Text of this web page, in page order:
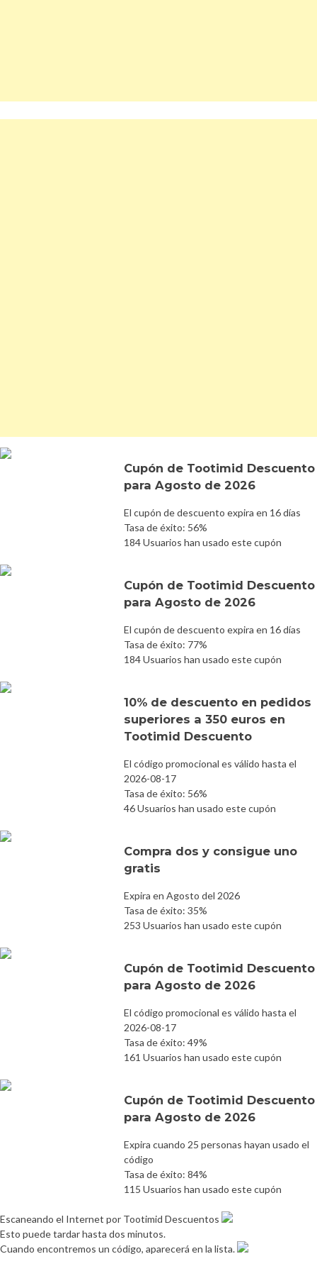
Cupón de Tootimid Descuento
para Agosto de 2026
El cupón de descuento expira en 16 días
Tasa de éxito: 56%
184 Usuarios han usado este cupón
Cupón de Tootimid Descuento
para Agosto de 2026
El cupón de descuento expira en 16 días
Tasa de éxito: 77%
184 Usuarios han usado este cupón
10% de descuento en pedidos
superiores a 350 euros en
Tootimid Descuento
El código promocional es válido hasta el
2026-08-17
Tasa de éxito: 56%
46 Usuarios han usado este cupón
Compra dos y consigue uno
gratis
Expira en Agosto del 2026
Tasa de éxito: 35%
253 Usuarios han usado este cupón
Cupón de Tootimid Descuento
para Agosto de 2026
El código promocional es válido hasta el
2026-08-17
Tasa de éxito: 49%
161 Usuarios han usado este cupón
Cupón de Tootimid Descuento
para Agosto de 2026
Expira cuando 25 personas hayan usado el
código
Tasa de éxito: 84%
115 Usuarios han usado este cupón
Escaneando el Internet por Tootimid Descuentos
Esto puede tardar hasta dos minutos.
Cuando encontremos un código, aparecerá en la lista.